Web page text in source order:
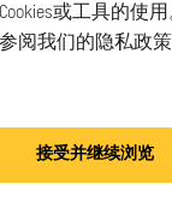
或工具的使
阅我们的隐私政策
接受并继续浏览